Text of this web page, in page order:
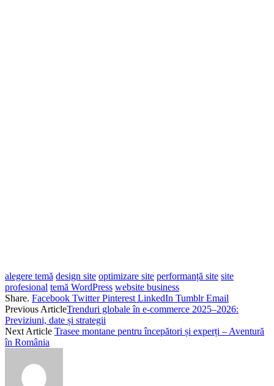
alegere temă design site optimizare site performanță site site
profesional temă WordPress website business
Share. Facebook Twitter Pinterest LinkedIn Tumblr Email
Previous ArticleTrenduri globale în e‑commerce 2025–2026:
Previziuni, date și strategii
Next Article Trasee montane pentru începători și experți – Aventură
în România